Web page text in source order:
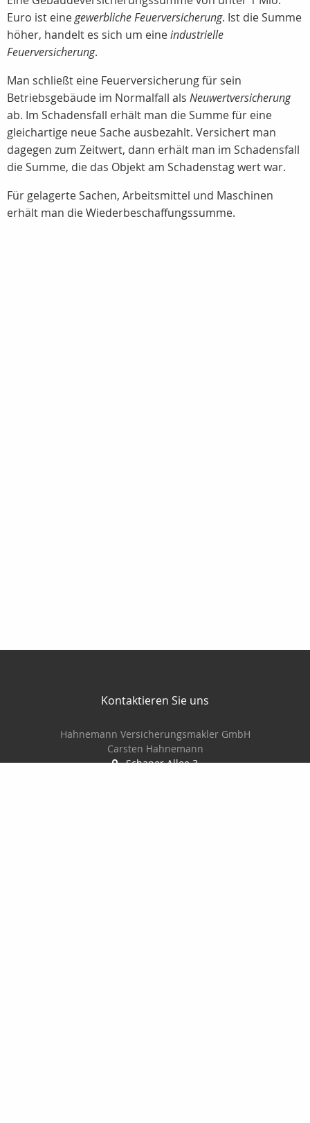
Euro ist einegewerbliche Feuerversicherung. Ist die Summe
höher, handelt es sich um eineindustrielle
Feuerversicherung.
Man schließt eine Feuerversicherung für sein
Betriebsgebäude im Normalfall als Neuwertversicherung
ab. Im Schadensfall erhält man die Summe für eine
gleichartige neue Sache ausbezahlt. Versichert man
dagegen zum Zeitwert, dann erhält man im Schadensfall
die Summe, die das Objekt am Schadenstag wert war.
Für gelagerte Sachen, Arbeitsmittel und Maschinen
erhält man die Wiederbeschaffungssumme.
Kontaktieren Sie uns
Hahnemann Versicherungsmakler GmbH
Carsten Hahnemann
Schaper Allee 3